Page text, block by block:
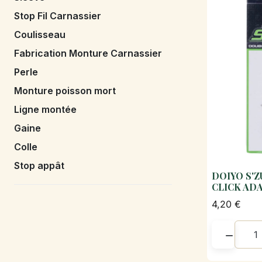
Stop Fil Carnassier
Coulisseau
Fabrication Monture Carnassier
Perle
Monture poisson mort
Ligne montée
Gaine
Colle
Stop appât
DOIYO
CLICK
4,20 €
